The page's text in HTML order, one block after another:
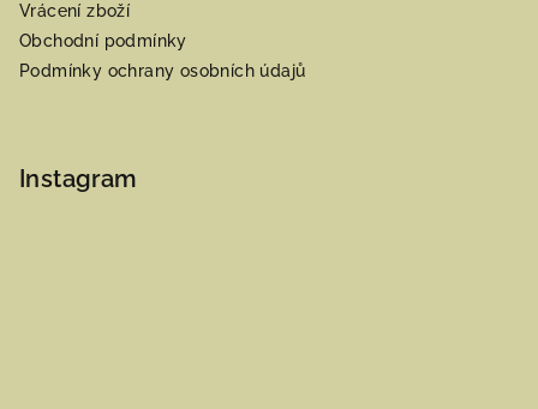
Vrácení zboží
Obchodní podmínky
Podmínky ochrany osobních údajů
Instagram